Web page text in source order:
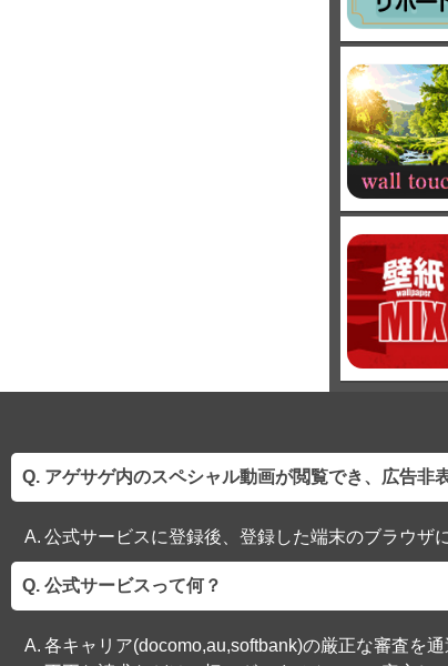
アゲサゲ内のスペシャル動画が閲覧でき、広告非
公式サービスに登録後、登録した端末のブラウザ
公式サービスって何？
各キャリア(docomo,au,softbank)の厳正な審査を通